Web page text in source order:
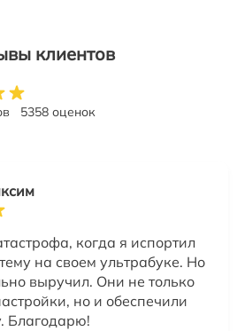
клиентов
5358 оценок
когда я испортил
на своем ультрабуке. Но
выручил. Они не только
но и обеспечили
Благодарю!